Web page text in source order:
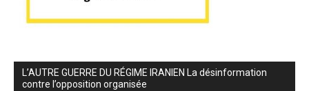
L’AUTRE GUERRE DU RÉGIME IRANIEN La désinformation
contre l’opposition organisée